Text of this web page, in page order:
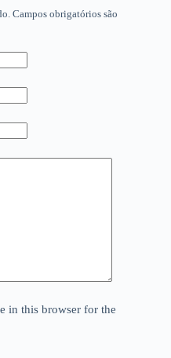
Campos obrigatórios são
in this browser for the